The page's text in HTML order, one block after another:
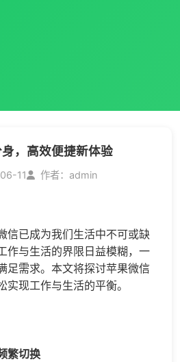
，高效便捷新体验
11 作者：admin
信已成为我们生活中不可或缺
作与生活的界限日益模糊，一
足需求。本文将探讨苹果微信
实现工作与生活的平衡。
繁切换